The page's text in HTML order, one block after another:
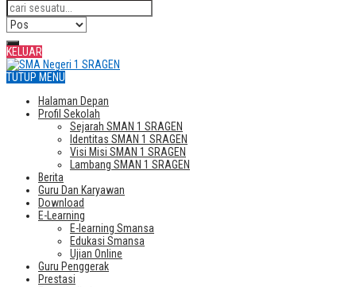
KELUAR
TUTUP MENU
Halaman Depan
Profil Sekolah
Sejarah SMAN 1 SRAGEN
Identitas SMAN 1 SRAGEN
Visi Misi SMAN 1 SRAGEN
Lambang SMAN 1 SRAGEN
Berita
Guru Dan Karyawan
Download
E-Learning
E-learning Smansa
Edukasi Smansa
Ujian Online
Guru Penggerak
Prestasi